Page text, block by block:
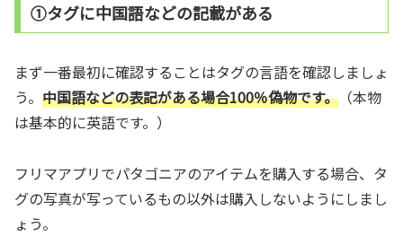
①タグに中国語などの記載がある
まず一番最初に確認することはタグの言語を確認しましょ
う。 中国語などの表記がある場合100％偽物です。 （本物
は基本的に英語です。）
フリマアプリでパタゴニアのアイテムを購入する場合、タ
グの写真が写っているもの以外は購入しないようにしまし
ょう。